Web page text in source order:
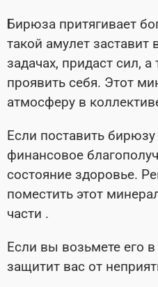
Бирюза притягивает
такой амулет заставит
задачах, придаст сил,
проявить себя. Этот
атмосферу в
Если поставить
финансовое
состояние здоровье.
поместить этот
части .
Если вы возьмете его
защитит вас от